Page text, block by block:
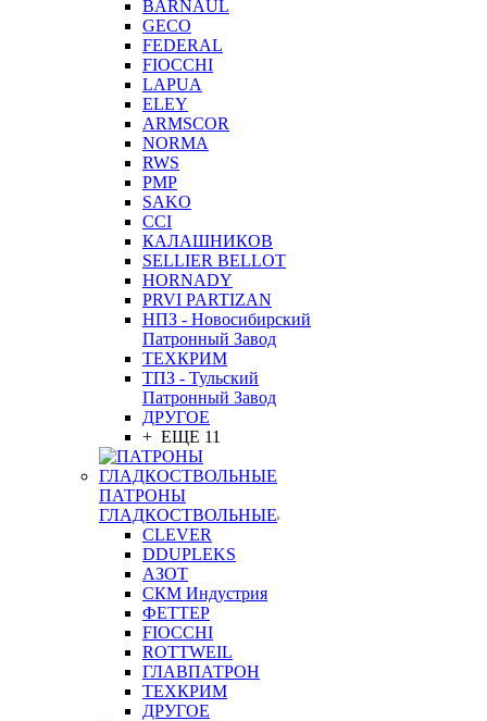
BARNAUL
GEСO
FEDERAL
FIOCCHI
LAPUA
ELEY
ARMSCOR
NORMA
RWS
PMP
SAKO
CCI
КАЛАШНИКОВ
SELLIER BELLOT
HORNADY
PRVI PARTIZAN
НПЗ - Новосибирский
Патронный Завод
ТЕХКРИМ
ТПЗ - Тульский
Патронный Завод
ДРУГОЕ
+ ЕЩЕ 11
ПАТРОНЫ
ГЛАДКОСТВОЛЬНЫЕ
CLEVER
DDUPLEKS
АЗОТ
СКМ Индустрия
ФЕТТЕР
FIOCCHI
ROTTWEIL
ГЛАВПАТРОН
ТЕХКРИМ
ДРУГОЕ